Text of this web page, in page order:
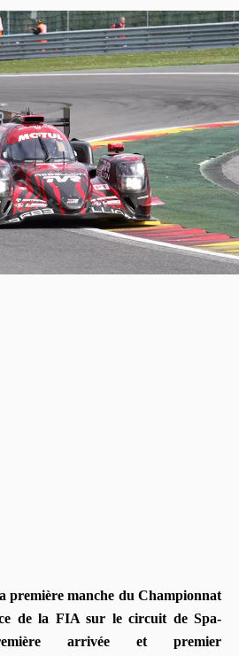
première manche du Championnat
de la FIA sur le circuit de Spa-
arrivée et premier